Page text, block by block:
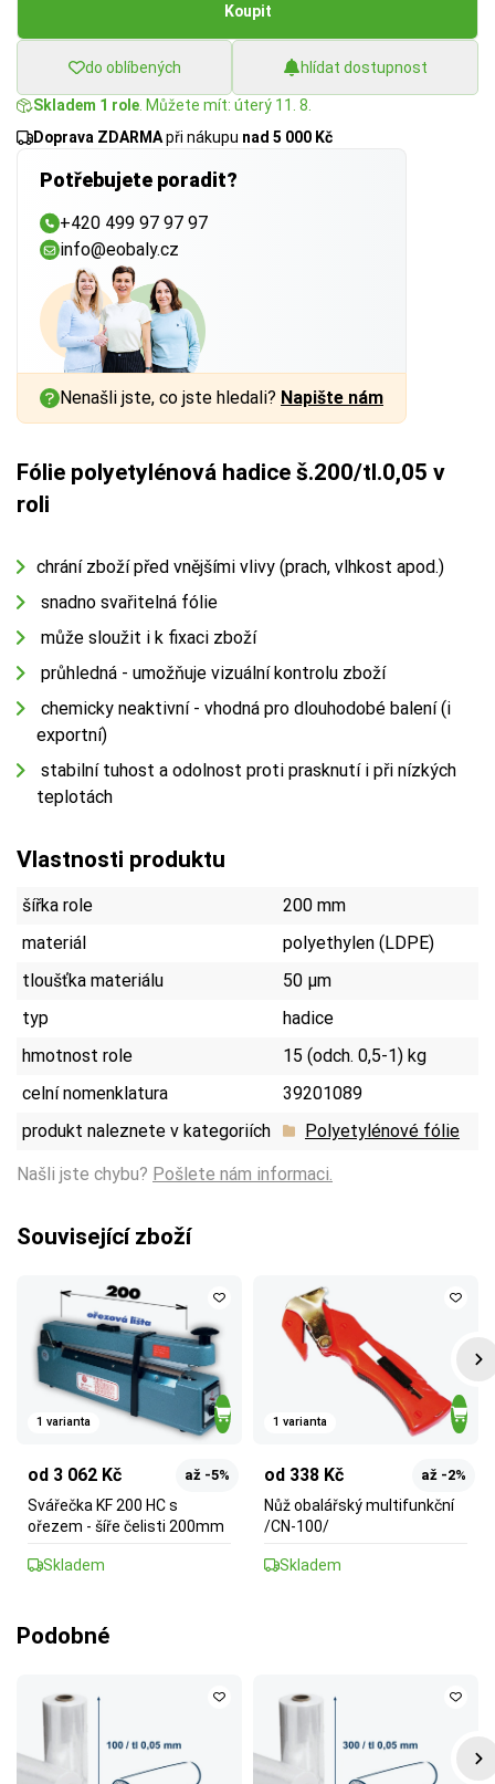
Koupit
do oblíbených hlídat dostupnost
Skladem 1 role . Můžete mít: úterý 11. 8.
Doprava ZDARMApři nákupu nad 5 000 Kč
Potřebujete poradit?
+420 499 97 97 97
info@eobaly.cz
Nenašli jste, co jste hledali? Napište nám
Fólie polyetylénová hadice š.200/tl.0,05 v
roli
chrání zboží před vnějšími vlivy (prach, vlhkost apod.)
snadno svařitelná fólie
může sloužit i k fixaci zboží
průhledná - umožňuje vizuální kontrolu zboží
chemicky neaktivní - vhodná pro dlouhodobé balení (i
exportní)
stabilní tuhost a odolnost proti prasknutí i při nízkých
teplotách
Vlastnosti produktu
šířka role
200 mm
materiál
polyethylen (LDPE)
tloušťka materiálu
50 µm
typ
hadice
hmotnost role
15 (odch. 0,5-1) kg
celní nomenklatura
39201089
produkt naleznete v kategoriích
Polyetylénové fólie
Našli jste chybu? Pošlete nám informaci.
Související zboží
1 varianta
od 3 062 Kč až -5%
Svářečka KF 200 HC s
ořezem - šíře čelisti 200mm
Skladem
1 varianta
od 338 Kč až -2%
Nůž obalářský multifunkční
/CN-100/
Skladem
Podobné